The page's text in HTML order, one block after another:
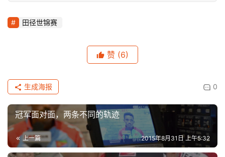
田径世锦赛
赞 (6)
0
生成海报
冠军面对面，两条不同的轨迹
上一篇 2015年8月31日 上午5:32